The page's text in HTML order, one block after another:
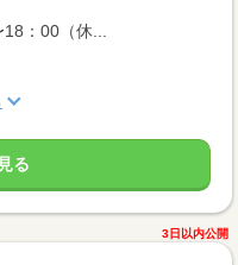
：00（休...
る
3日以内公開